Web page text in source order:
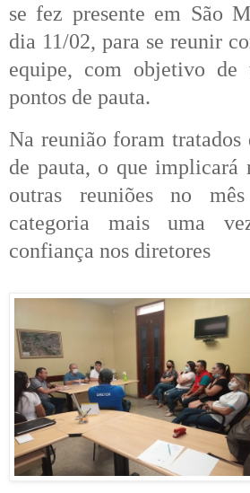
se fez presente em São
dia 11/02, para se reunir
equipe, com objetivo de
pontos de pauta.
Na reunião foram tratados
de pauta, o que implicará
outras reuniões no
categoria mais uma
confiança nos diretores